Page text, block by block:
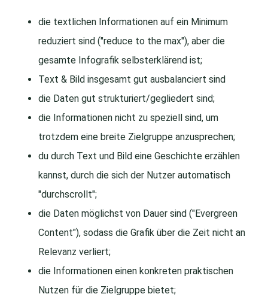
die textlichen Informationen auf ein Minimum
reduziert sind ("reduce to the max"), aber die
gesamte Infografik selbsterklärend ist;
Text & Bild insgesamt gut ausbalanciert sind
die Daten gut strukturiert/gegliedert sind;
die Informationen nicht zu speziell sind, um
trotzdem eine breite Zielgruppe anzusprechen;
du durch Text und Bild eine Geschichte erzählen
kannst, durch die sich der Nutzer automatisch
"durchscrollt";
die Daten möglichst von Dauer sind ("Evergreen
Content"), sodass die Grafik über die Zeit nicht an
Relevanz verliert;
die Informationen einen konkreten praktischen
Nutzen für die Zielgruppe bietet;